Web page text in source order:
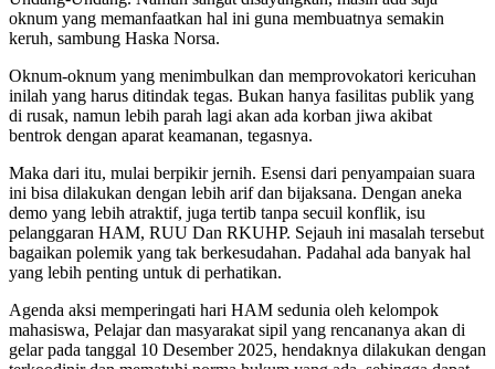
oknum yang memanfaatkan hal ini guna membuatnya semakin
keruh, sambung Haska Norsa.
Oknum-oknum yang menimbulkan dan memprovokatori kericuhan
inilah yang harus ditindak tegas. Bukan hanya fasilitas publik yang
di rusak, namun lebih parah lagi akan ada korban jiwa akibat
bentrok dengan aparat keamanan, tegasnya.
Maka dari itu, mulai berpikir jernih. Esensi dari penyampaian suara
ini bisa dilakukan dengan lebih arif dan bijaksana. Dengan aneka
demo yang lebih atraktif, juga tertib tanpa secuil konflik, isu
pelanggaran HAM, RUU Dan RKUHP. Sejauh ini masalah tersebut
bagaikan polemik yang tak berkesudahan. Padahal ada banyak hal
yang lebih penting untuk di perhatikan.
Agenda aksi memperingati hari HAM sedunia oleh kelompok
mahasiswa, Pelajar dan masyarakat sipil yang rencananya akan di
gelar pada tanggal 10 Desember 2025, hendaknya dilakukan dengan